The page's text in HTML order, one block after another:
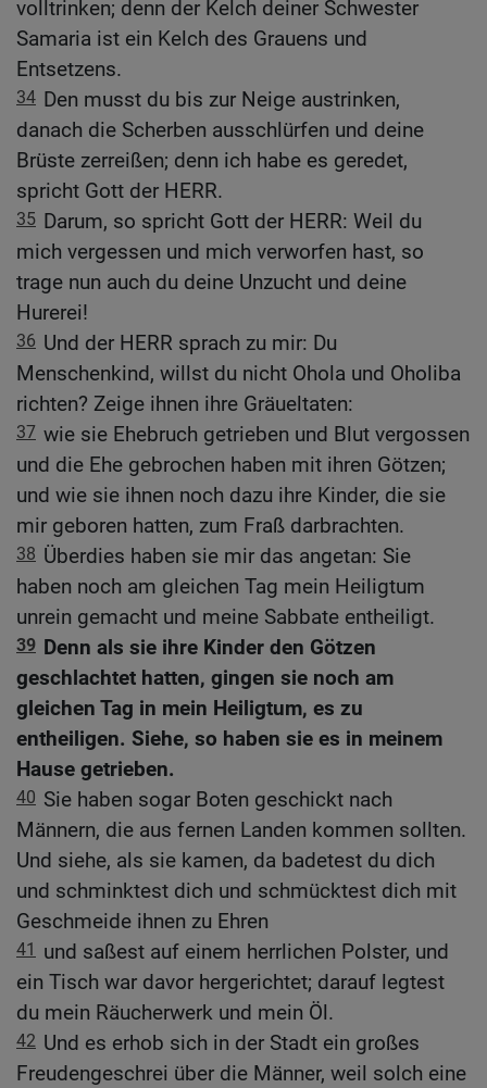
volltrinken; denn der Kelch deiner Schwester
Samaria ist ein Kelch des Grauens und
Entsetzens.
34 Den musst du bis zur Neige austrinken,
danach die Scherben ausschlürfen und deine
Brüste zerreißen; denn ich habe es geredet,
spricht Gott der HERR.
35 Darum, so spricht Gott der HERR: Weil du
mich vergessen und mich verworfen hast, so
trage nun auch du deine Unzucht und deine
Hurerei!
36 Und der HERR sprach zu mir: Du
Menschenkind, willst du nicht Ohola und Oholiba
richten? Zeige ihnen ihre Gräueltaten:
37 wie sie Ehebruch getrieben und Blut vergossen
und die Ehe gebrochen haben mit ihren Götzen;
und wie sie ihnen noch dazu ihre Kinder, die sie
mir geboren hatten, zum Fraß darbrachten.
38 Überdies haben sie mir das angetan: Sie
haben noch am gleichen Tag mein Heiligtum
unrein gemacht und meine Sabbate entheiligt.
39 Denn als sie ihre Kinder den Götzen
geschlachtet hatten, gingen sie noch am
gleichen Tag in mein Heiligtum, es zu
entheiligen. Siehe, so haben sie es in meinem
Hause getrieben.
40 Sie haben sogar Boten geschickt nach
Männern, die aus fernen Landen kommen sollten.
Und siehe, als sie kamen, da badetest du dich
und schminktest dich und schmücktest dich mit
Geschmeide ihnen zu Ehren
41
und saßest auf einem herrlichen Polster, und
ein Tisch war davor hergerichtet; darauf legtest
du mein Räucherwerk und mein Öl.
42 Und es erhob sich in der Stadt ein großes
Freudengeschrei über die Männer, weil solch eine